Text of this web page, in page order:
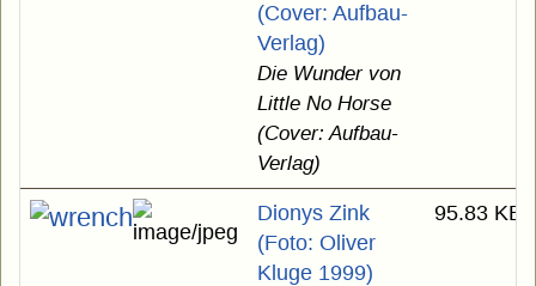
(Cover: Aufbau-
Verlag)
Die Wunder von
Little No Horse
(Cover: Aufbau-
Verlag)
Dionys Zink
(Foto: Oliver
Kluge 1999)
95.83 KB